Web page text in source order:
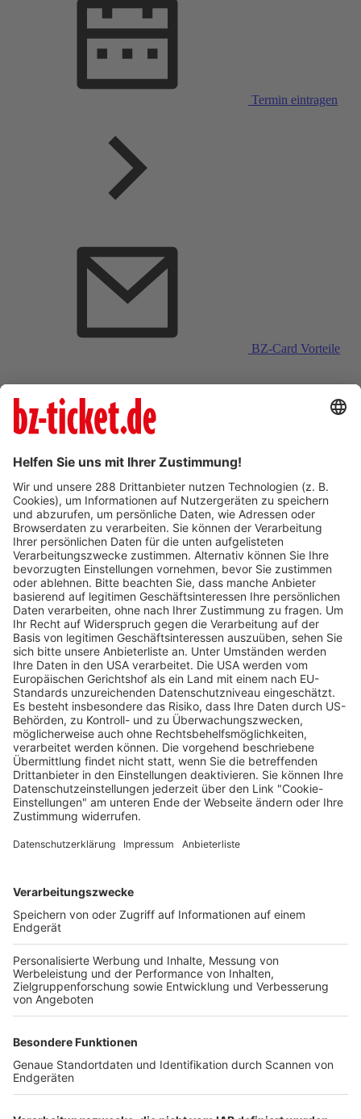
Termin eintragen
BZ-Card Vorteile
Verkaufsstellen vor
Ort
BZ-Card schnapp.de Kontakt
Mediadaten Datenschutz Cookie-Einstellungen Impressum
+49 761 496 8888
Tickethotline Mo–Fr: 9–12 Uhr
System